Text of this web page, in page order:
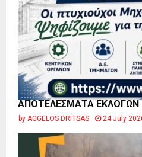
ΑΠΟΤΕΛΕΣΜΑΤΑ ΕΚΛΟΓΩΝ
by AGGELOS DRITSAS 24 July